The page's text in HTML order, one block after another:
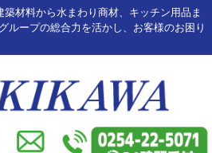
材料から水まわり商材、キッチン用品ま
ループの総合力を活かし、お客様のお困り